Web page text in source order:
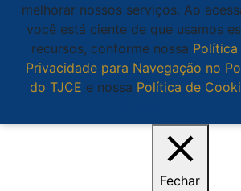
melhorar nossos serviços. Ao
você está ciente de que usamos
recursos, conforme nossa Política
Privacidade para Navegação no
do TJCE e nossa Política de
Fechar